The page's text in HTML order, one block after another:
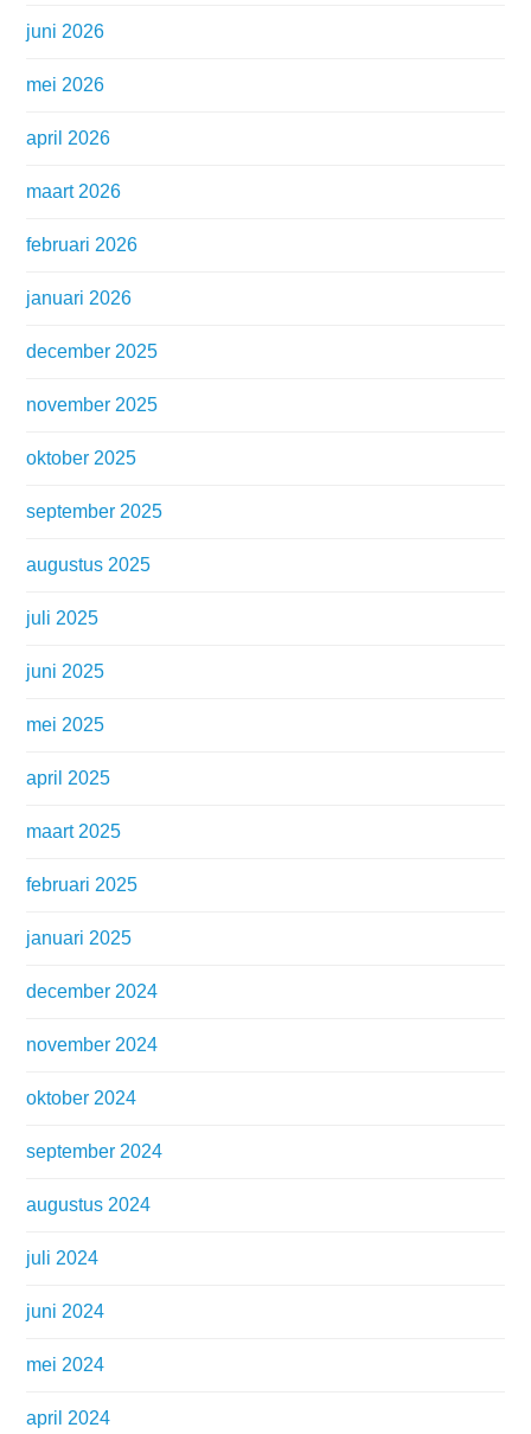
juni 2026
mei 2026
april 2026
maart 2026
februari 2026
januari 2026
december 2025
november 2025
oktober 2025
september 2025
augustus 2025
juli 2025
juni 2025
mei 2025
april 2025
maart 2025
februari 2025
januari 2025
december 2024
november 2024
oktober 2024
september 2024
augustus 2024
juli 2024
juni 2024
mei 2024
april 2024